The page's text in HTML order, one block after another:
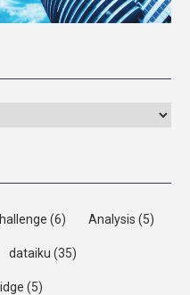
(6) Analysis (5)
dataiku (35)
(5)